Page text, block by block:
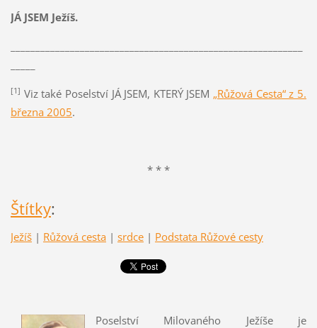
JÁ JSEM Ježíš.
[1] Viz také Poselství JÁ JSEM, KTERÝ JSEM „Růžová Cesta“ z 5.
března 2005.
* * *
Štítky:
Ježíš | Růžová cesta | srdce | Podstata Růžové cesty
Poselství Milovaného Ježíše je